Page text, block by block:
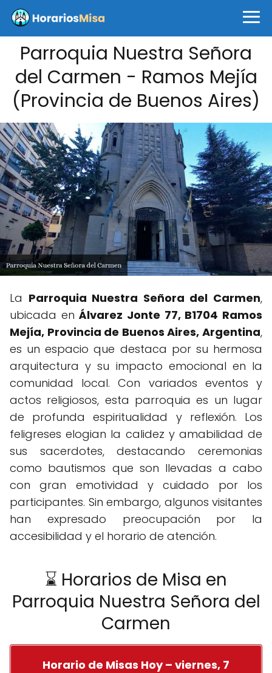
Parroquia Nuestra Señora
del Carmen - Ramos Mejía
(Provincia de Buenos Aires)
La Parroquia Nuestra Señora del Carmen,
ubicada enÁlvarez Jonte 77, B1704 Ramos
Mejía, Provincia de Buenos Aires, Argentina,
es un espacio que destaca por su hermosa
arquitectura y su impacto emocional en la
comunidad local. Con variados eventos y
actos religiosos, esta parroquia es un lugar
de profunda espiritualidad y reflexión. Los
feligreses elogian la calidez y amabilidad de
sus sacerdotes, destacando ceremonias
como bautismos que son llevadas a cabo
con gran emotividad y cuidado por los
participantes. Sin embargo, algunos visitantes
han expresado preocupación por la
accesibilidad y el horario de atención.
⌛ Horarios de Misa en
Parroquia Nuestra Señora del
Carmen
Horario de Misas Hoy – viernes, 7